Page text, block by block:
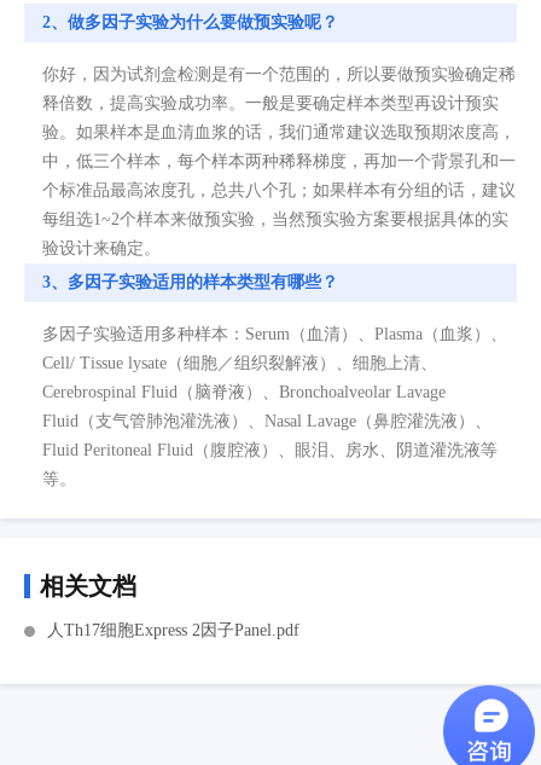
2、做多因子实验为什么要做预实验呢？
你好，因为试剂盒检测是有一个范围的，所以要做预实验确定稀
释倍数，提高实验成功率。一般是要确定样本类型再设计预实
验。如果样本是血清血浆的话，我们通常建议选取预期浓度高，
中，低三个样本，每个样本两种稀释梯度，再加一个背景孔和一
个标准品最高浓度孔，总共八个孔；如果样本有分组的话，建议
每组选1~2个样本来做预实验，当然预实验方案要根据具体的实
验设计来确定。
3、多因子实验适用的样本类型有哪些？
多因子实验适用多种样本：Serum（血清）、Plasma（血浆）、
Cell/ Tissue lysate（细胞／组织裂解液）、细胞上清、
Cerebrospinal Fluid（脑脊液）、Bronchoalveolar Lavage
Fluid（支气管肺泡灌洗液）、Nasal Lavage（鼻腔灌洗液）、
Fluid Peritoneal Fluid（腹腔液）、眼泪、房水、阴道灌洗液等
等。
相关文档
人Th17细胞Express 2因子Panel.pdf